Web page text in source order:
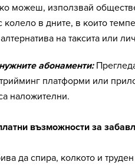
можеш, използвай
колело в дните, в които
на таксита или
абонаменти:
платформи или
наложителни.
възможности за
да спира, колкото и